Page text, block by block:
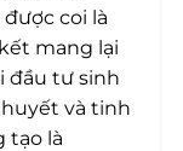
coi là
mang lại
đầu tư sinh
và tinh
tạo là